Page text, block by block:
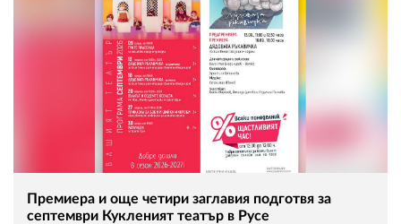
Премиера и още четири заглавия подготвя за
септември Кукленият театър в Русе